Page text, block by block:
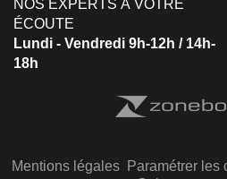
NOS EXPERTS À VOTRE
ÉCOUTE
Lundi - Vendredi 9h-12h / 14h-
18h
Mentions légales Paramétrer les